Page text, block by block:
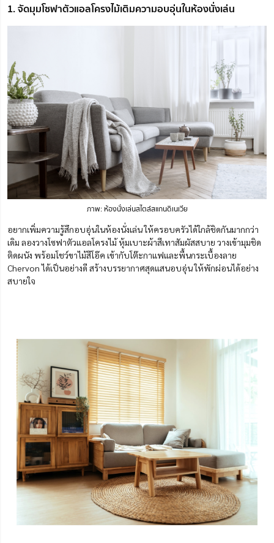
1. จัดมุมโซฟาตัวแอลโครงไม้เติมความอบอุ่นในห้องนั่งเล่น
ภาพ: ห้องนั่งเล่นสไตล์สแกนดิเนเวีย
อยากเพิ่มความรู้สึกอบอุ่นในห้องนั่งเล่น ให้ครอบครัวได้ใกล้ชิดกันมากกว่า
เดิม ลองวางโซฟาตัวแอลโครงไม้ หุ้มเบาะผ้าสีเทาสัมผัสสบาย วางเข้ามุมชิด
ติดผนัง พร้อมโชว์ขาไม้สีโอ๊ค เข้ากับโต๊ะกาแฟและพื้นกระเบื้องลาย
Chervon ได้เป็นอย่างดี สร้างบรรยากาศสุดแสนอบอุ่น ให้พักผ่อนได้อย่าง
สบายใจ